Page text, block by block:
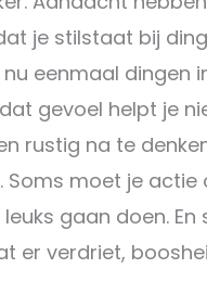
je stilstaat bij
nu eenmaal dingen
gevoel helpt je
rustig na te
Soms moet je
gaan doen.
er verdriet,